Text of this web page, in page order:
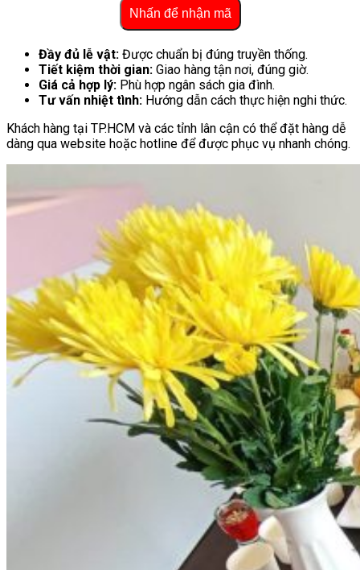
Nhấn để nhận mã
Đầy đủ lễ vật: Được chuẩn bị đúng truyền thống.
Tiết kiệm thời gian: Giao hàng tận nơi, đúng giờ.
Giá cả hợp lý: Phù hợp ngân sách gia đình.
Tư vấn nhiệt tình: Hướng dẫn cách thực hiện nghi thức.
Khách hàng tại TP.HCM và các tỉnh lân cận có thể đặt hàng dễ
dàng qua website hoặc hotline để được phục vụ nhanh chóng.